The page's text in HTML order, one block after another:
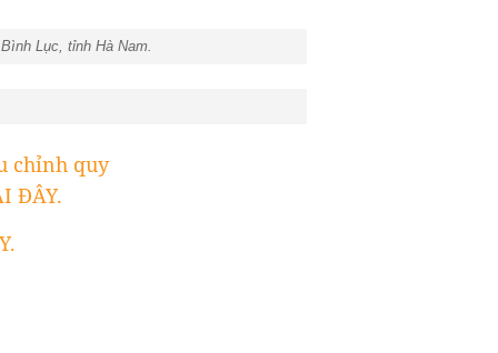
Lục, tỉnh Hà Nam.
chỉnh quy
ĐÂY.